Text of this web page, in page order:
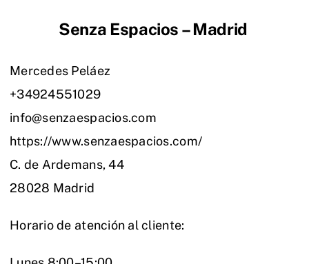
Senza Espacios – Madrid
Mercedes Peláez
+34924551029
info@senzaespacios.com
https://www.senzaespacios.com/
C. de Ardemans, 44
28028 Madrid
Horario de atención al cliente: